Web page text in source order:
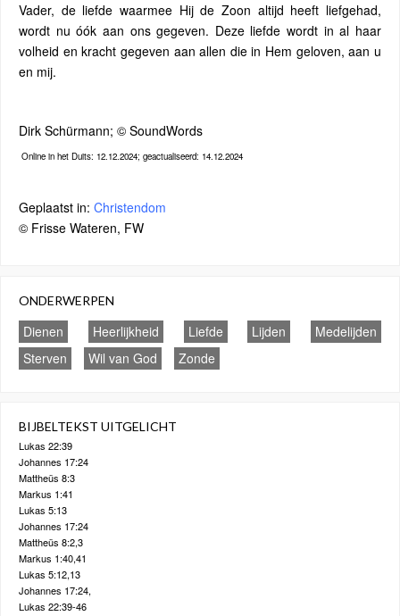
Vader, de liefde waarmee Hij de Zoon altijd heeft liefgehad,
wordt nu óók aan ons gegeven. Deze liefde wordt in al haar
volheid en kracht gegeven aan allen die in Hem geloven, aan u
en mij.
Dirk Schürmann; © SoundWords
Online in het Duits: 12.12.2024; geactualiseerd: 14.12.2024
Geplaatst in: Christendom
© Frisse Wateren, FW
ONDERWERPEN
Dienen Heerlijkheid Liefde Lijden
Medelijden
Sterven
Wil van God Zonde
BIJBELTEKST UITGELICHT
Lukas 22:39
Johannes 17:24
Mattheüs 8:3
Markus 1:41
Lukas 5:13
Johannes 17:24
Mattheüs 8:2,3
Markus 1:40,41
Lukas 5:12,13
Johannes 17:24,
Lukas 22:39-46